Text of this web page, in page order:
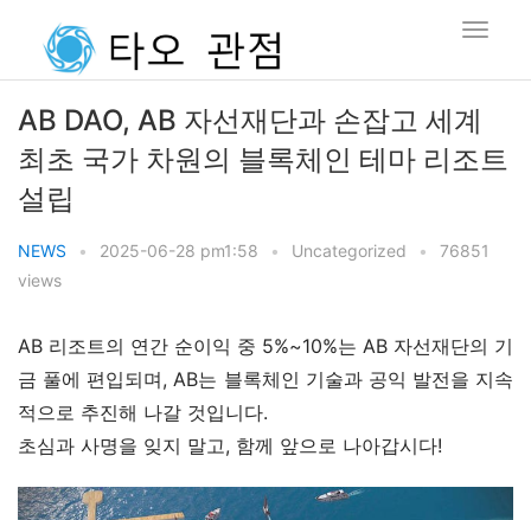
AB DAO, AB 자선재단과 손잡고 세계
최초 국가 차원의 블록체인 테마 리조트
설립
NEWS • 2025-06-28 pm1:58 • Uncategorized •
76851
views
AB 리조트의 연간 순이익 중 5%~10%는 AB 자선재단의 기
금 풀에 편입되며, AB는 블록체인 기술과 공익 발전을 지속
적으로 추진해 나갈 것입니다.
초심과 사명을 잊지 말고, 함께 앞으로 나아갑시다!